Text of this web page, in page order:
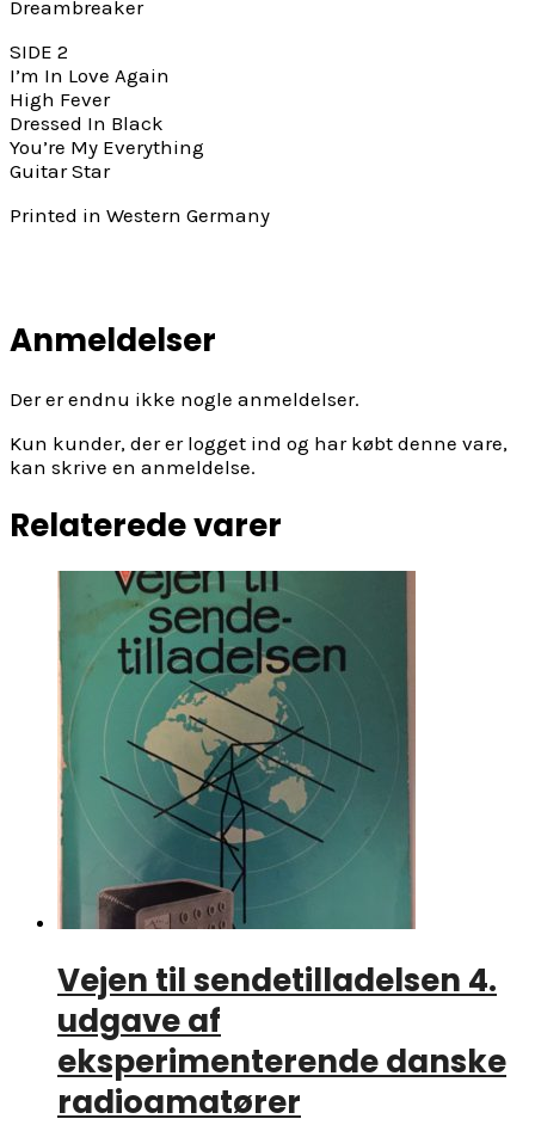
Dreambreaker
SIDE 2
I’m In Love Again
High Fever
Dressed In Black
You’re My Everything
Guitar Star
Printed in Western Germany
Anmeldelser
Der er endnu ikke nogle anmeldelser.
Kun kunder, der er logget ind og har købt denne vare,
kan skrive en anmeldelse.
Relaterede varer
Vejen til sendetilladelsen 4.
udgave af
eksperimenterende danske
radioamatører